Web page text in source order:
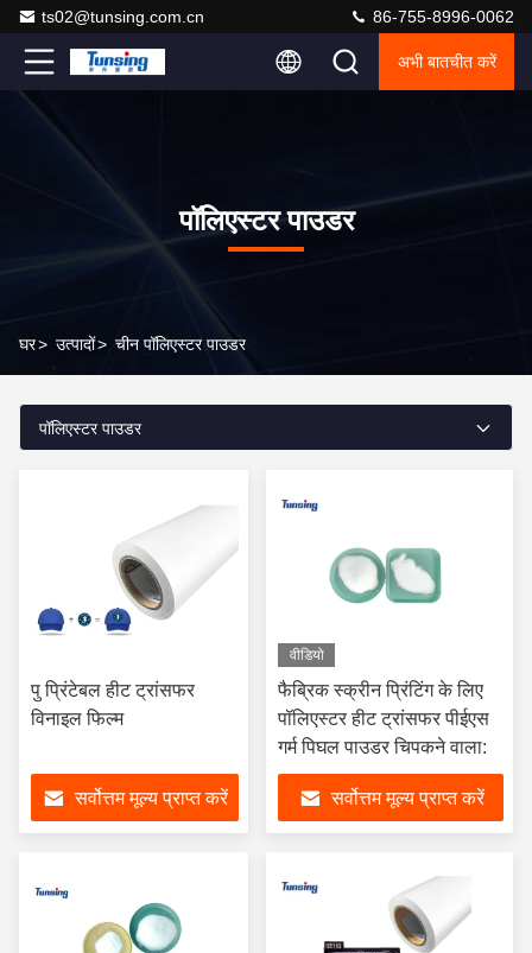
ts02@tunsing.com.cn 86-755-8996-0062
अभी बातचीत करें
पॉलिएस्टर पाउडर
घर> उत्पादों> चीन पॉलिएस्टर पाउडर
पॉलिएस्टर पाउडर
पु प्रिंटेबल हीट ट्रांसफर
विनाइल फिल्म
सर्वोत्तम मूल्य प्राप्त करें
वीडियो
फैब्रिक स्क्रीन प्रिंटिंग के लिए
पॉलिएस्टर हीट ट्रांसफर पीईएस
गर्म पिघल पाउडर चिपकने वाला:
सर्वोत्तम मूल्य प्राप्त करें